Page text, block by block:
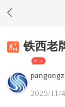
铁西老
精 + 27
2025/11/